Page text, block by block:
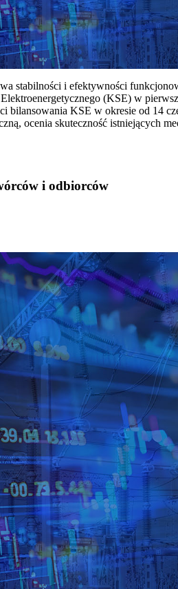
stabilności i efektywności
(KSE) w
bilansowania KSE w okresie od 14
ocenia skuteczność istniejących
i odbiorców